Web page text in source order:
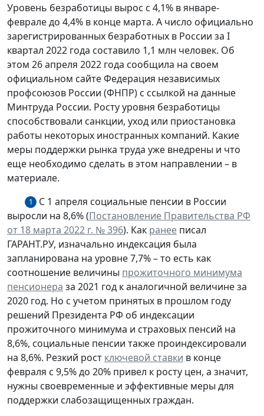
Уровень безработицы вырос с 4,1% в январе-
феврале до 4,4% в конце марта. А число официально
зарегистрированных безработных в России за I
квартал 2022 года составило 1,1 млн человек. Об
этом 26 апреля 2022 года сообщила на своем
официальном сайте Федерация независимых
профсоюзов России (ФНПР) с ссылкой на данные
Минтруда России. Росту уровня безработицы
способствовали санкции, уход или приостановка
работы некоторых иностранных компаний. Какие
меры поддержки рынка труда уже внедрены и что
еще необходимо сделать в этом направлении – в
материале.
1
С 1 апреля социальные пенсии в России
выросли на 8,6% (Постановление Правительства РФ
от 18 марта 2022 г. № 396). Как ранее писал
ГАРАНТ.РУ, изначально индексация была
запланирована на уровне 7,7% – то есть как
соотношение величины прожиточного минимума
пенсионера за 2021 год к аналогичной величине за
2020 год. Но с учетом принятых в прошлом году
решений Президента РФ об индексации
прожиточного минимума и страховых пенсий на
8,6%, социальные пенсии также проиндексировали
на 8,6%. Резкий рост ключевой ставки в конце
февраля с 9,5% до 20% привел к росту цен, а значит,
нужны своевременные и эффективные меры для
поддержки слабозащищенных граждан.